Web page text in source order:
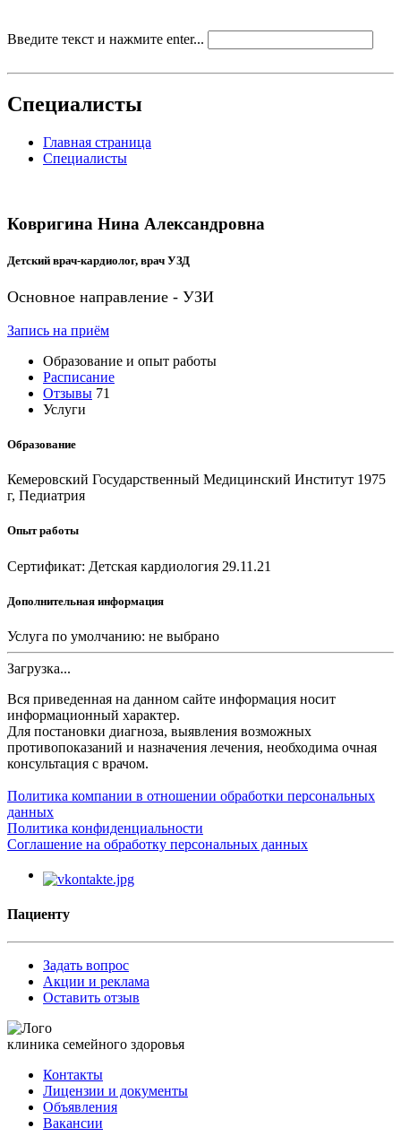
Введите текст и нажмите enter...
Специалисты
Главная страница
Специалисты
Ковригина Нина Александровна
Детский врач-кардиолог, врач УЗД
Основное направление - УЗИ
Запись на приём
Образование и опыт работы
Расписание
Отзывы 71
Услуги
Образование
Кемеровский Государственный Медицинский Институт 1975
г, Педиатрия
Опыт работы
Сертификат: Детская кардиология 29.11.21
Дополнительная информация
Услуга по умолчанию: не выбрано
Загрузка...
Вся приведенная на данном сайте информация носит
информационный характер.
Для постановки диагноза, выявления возможных
противопоказаний и назначения лечения, необходима очная
консультация с врачом.
Политика компании в отношении обработки персональных
данных
Политика конфиденциальности
Соглашение на обработку персональных данных
Пациенту
Задать вопрос
Акции и реклама
Оставить отзыв
клиника семейного здоровья
Контакты
Лицензии и документы
Объявления
Вакансии